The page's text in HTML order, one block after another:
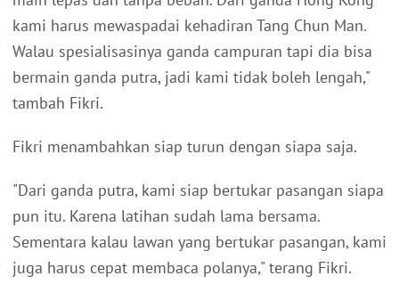
kami harus mewaspadai kehadiran Tang Chun Man.
Walau spesialisasinya ganda campuran tapi dia bisa
bermain ganda putra, jadi kami tidak boleh lengah,"
tambah Fikri.
Fikri menambahkan siap turun dengan siapa saja.
"Dari ganda putra, kami siap bertukar pasangan siapa
pun itu. Karena latihan sudah lama bersama.
Sementara kalau lawan yang bertukar pasangan, kami
juga harus cepat membaca polanya," terang Fikri.